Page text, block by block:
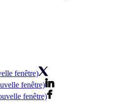
fenêtre)
fenêtre)
fenêtre)